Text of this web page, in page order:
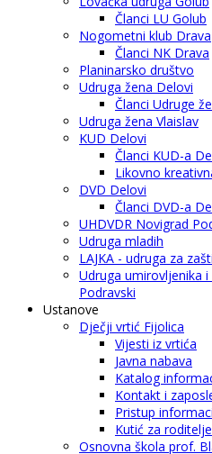
Članci LU Golub
Nogometni klub Drava
Članci NK Drava
Planinarsko društvo
Udruga žena Delovi
Članci Udruge
Udruga žena Vlaislav
KUD Delovi
Članci KUD-a
Likovno
DVD Delovi
Članci DVD-a
UHDVDR Novigrad
Udruga mladih
LAJKA - udruga za
Udruga umirovljenika
Podravski
Ustanove
Dječji vrtić Fijolica
Vijesti iz vrtića
Javna nabava
Katalog
Kontakt i
Pristup
Kutić za roditelje
Osnovna škola prof.